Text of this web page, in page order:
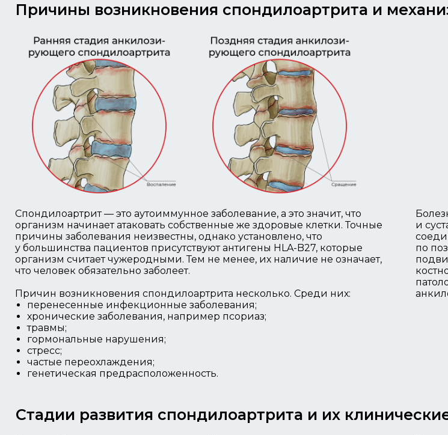
Причины возникновения спондилоартрита и
и
по
Спондилоартрит — это аутоиммунное заболевание, а это значит, что
организм начинает атаковать собственные же здоровые клетки. Точные
причины заболевания неизвестны, однако установлено, что
у большинства пациентов присутствуют антигены HLA-B27, которые
организм считает чужеродными. Тем не менее, их наличие не означает,
что человек обязательно заболеет.
Причин возникновения спондилоартрита несколько. Среди них:
перенесенные инфекционные заболевания;
хронические заболевания, например псориаз;
травмы;
гормональные нарушения;
стресс;
частые переохлаждения;
генетическая предрасположенность.
Стадии развития спондилоартрита и их